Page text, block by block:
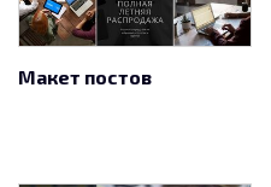
Макет постов